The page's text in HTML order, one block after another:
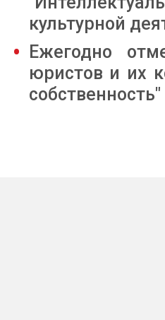
культурной
Ежегодно
юристов и их